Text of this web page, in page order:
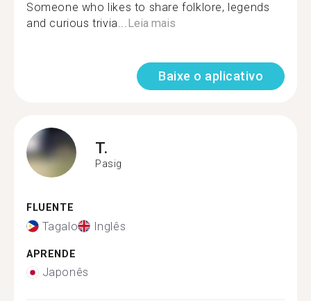
Someone who likes to share folklore, legends
and curious trivia...Leia mais
Baixe o aplicativo
T.
Pasig
FLUENTE
Tagalo Inglês
APRENDE
Japonês